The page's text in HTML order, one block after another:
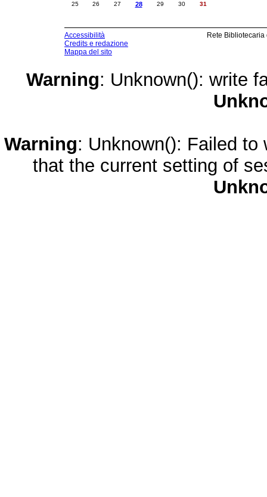
25
26 27 28 29 30 31
Accessibilità
Credits e redazione
Mappa del sito
Rete
Warning: Unknown(): write
Warning: Unknown(): Failed
that the current setting of